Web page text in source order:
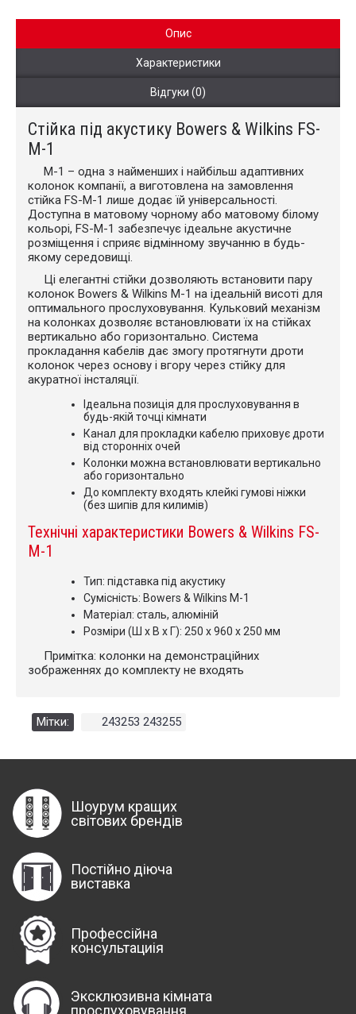
Опис
Характеристики
Відгуки (0)
Стійка під акустику Bowers & Wilkins FS-
M-1
M-1 – одна з найменших і найбільш адаптивних
колонок компанії, а виготовлена на замовлення
стійка FS-M-1 лише додає їй універсальності.
Доступна в матовому чорному або матовому білому
кольорі, FS-M-1 забезпечує ідеальне акустичне
розміщення і сприяє відмінному звучанню в будь-
якому середовищі.
Ці елегантні стійки дозволяють встановити пару
колонок Bowers & Wilkins M-1 на ідеальній висоті для
оптимального прослуховування. Кульковий механізм
на колонках дозволяє встановлювати їх на стійках
вертикально або горизонтально. Система
прокладання кабелів дає змогу протягнути дроти
колонок через основу і вгору через стійку для
акуратної інсталяції.
Ідеальна позиція для прослуховування в
будь-якій точці кімнати
Канал для прокладки кабелю приховує дроти
від сторонніх очей
Колонки можна встановлювати вертикально
або горизонтально
До комплекту входять клейкі гумові ніжки
(без шипів для килимів)
Технічні характеристики Bowers & Wilkins FS-
M-1
Тип: підставка під акустику
Сумісність: Bowers & Wilkins M-1
Матеріал: сталь, алюміній
Розміри (Ш x В x Г): 250 x 960 x 250 мм
Примітка: колонки на демонстраційних
зображеннях до комплекту не входять
Мітки: 243253 243255
Шоурум кращих
світових брендів
Постійно діюча
виставка
Профессійна
консультациія
Эксклюзивна кімната
прослуховування